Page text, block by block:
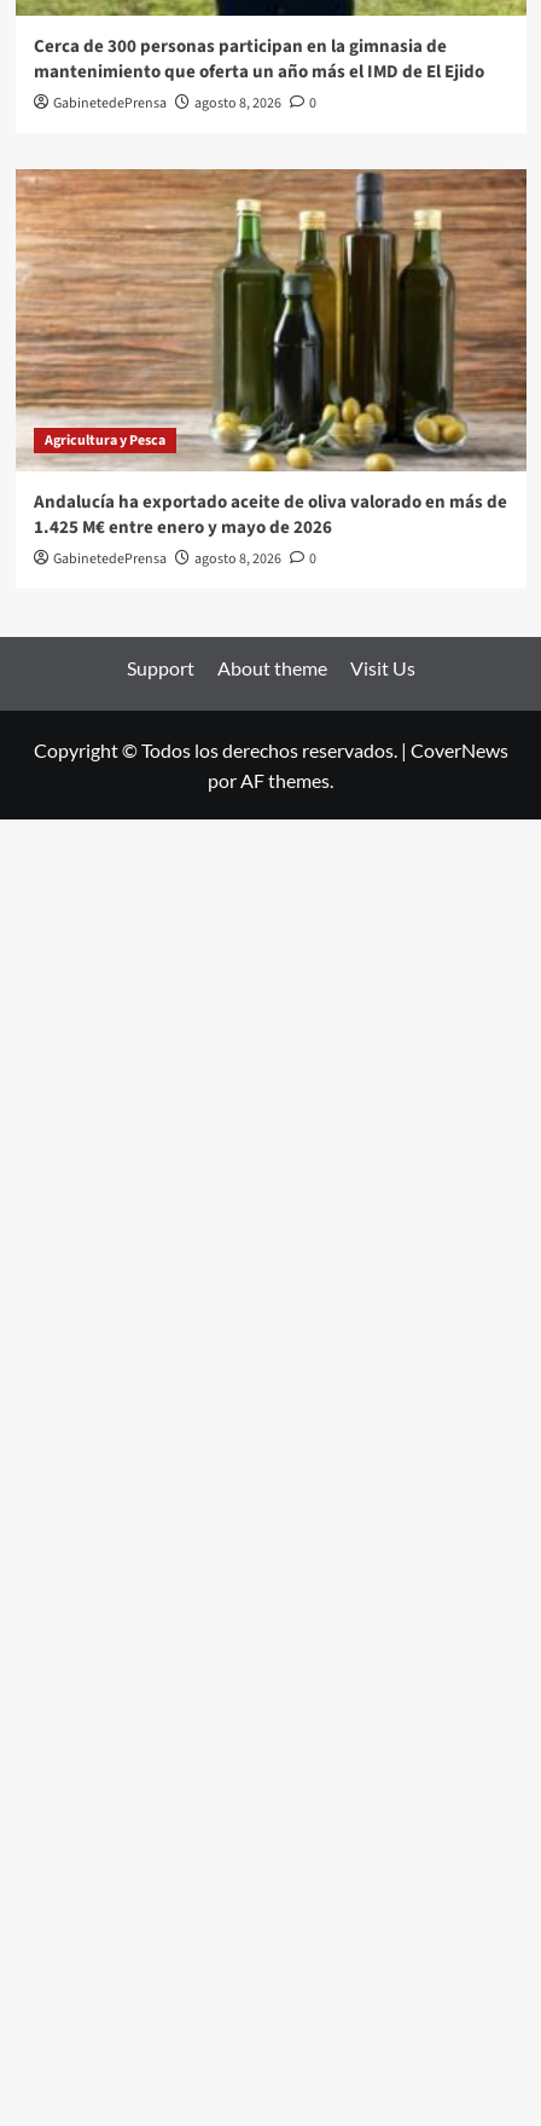
Cerca de 300 personas participan en la gimnasia de
mantenimiento que oferta un año más el IMD de El Ejido
GabinetedePrensa agosto 8, 2026 0
Agricultura y Pesca
Andalucía ha exportado aceite de oliva valorado en más de
1.425 M€ entre enero y mayo de 2026
GabinetedePrensa agosto 8, 2026 0
Support About theme Visit Us
Copyright © Todos los derechos reservados. | CoverNews
por AF themes.